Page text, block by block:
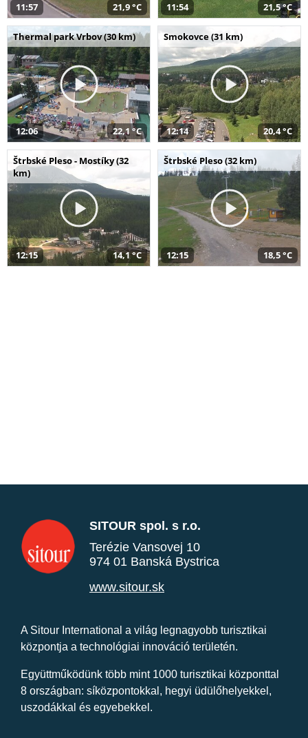
11:57 21,9 °C 11:54 21,5 °C
Thermal park Vrbov (30 km)
12:06 22,1 °C
Smokovce (31 km)
12:14 20,4 °C
Štrbské Pleso - Mostíky (32
km)
12:15 14,1 °C
Štrbské Pleso (32 km)
12:15 18,5 °C
SITOUR spol. s r.o.
Terézie Vansovej 10
974 01 Banská Bystrica
www.sitour.sk
A Sitour International a világ legnagyobb turisztikai
központja a technológiai innováció területén.
Együttműködünk több mint 1000 turisztikai központtal
8 országban: síközpontokkal, hegyi üdülőhelyekkel,
uszodákkal és egyebekkel.